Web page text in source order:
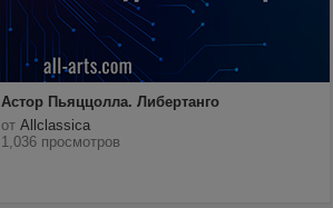
Астор Пьяццолла. Либертанго
отAllclassica
1,036 просмотров